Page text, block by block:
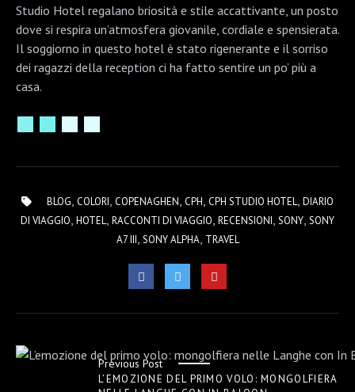
Studio Hotel regalano briosità e stile accattivante, un posto
dove si respira un’atmosfera giovanile, cordiale e spensierata.
Il soggiorno in questo hotel è stato rigenerante e il sorriso
dei ragazzi della reception ci ha fatto sentire un po’ più a
casa.
BLOG COLORI COPENAGHEN CPH CPH STUDIO HOTEL DIARIO
DI VIAGGIO HOTEL RACCONTI DI VIAGGIO RECENSIONI SONY SONY
A7 III SONY ALPHA TRAVEL
Previous Post
L’EMOZIONE DEL PRIMO VOLO: MONGOLFIERA